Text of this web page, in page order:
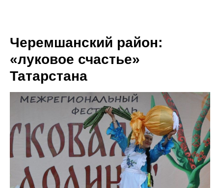
Черемшанский район:
«луковое счастье»
Татарстана